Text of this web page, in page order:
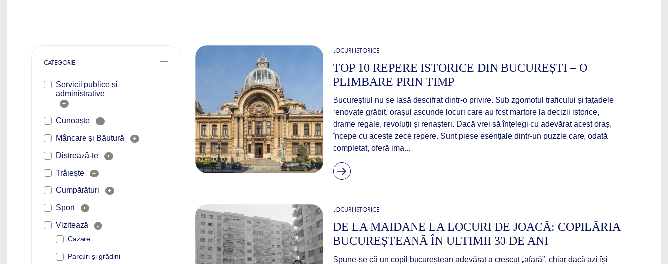
CATEGORIE
Servicii publice și
administrative
+
Cunoaște +
Mâncare și Băutură +
Distreazǎ-te +
Trǎieşte +
Cumpărături +
Sport +
Vizitează -
Cazare
Parcuri și grădini
LOCURI ISTORICE
TOP 10 REPERE ISTORICE DIN BUCUREȘTI – O
PLIMBARE PRIN TIMP
Bucureștiul nu se lasă descifrat dintr-o privire. Sub zgomotul traficului și fațadele
renovate grăbit, orașul ascunde locuri care au fost martore la decizii istorice,
drame regale, revoluții și renașteri. Dacă vrei să înțelegi cu adevărat acest oraș,
începe cu aceste zece repere. Sunt piese esențiale dintr-un puzzle care, odată
completat, oferă ima...
LOCURI ISTORICE
DE LA MAIDANE LA LOCURI DE JOACĂ: COPILĂRIA
BUCUREȘTEANĂ ÎN ULTIMII 30 DE ANI
Spune-se că un copil bucureștean adevărat a crescut „afară”, chiar dacă azi își